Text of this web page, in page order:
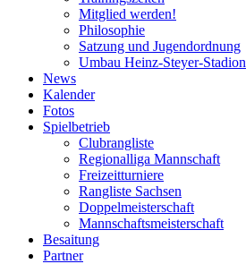
Mitglied werden!
Philosophie
Satzung und Jugendordnung
Umbau Heinz-Steyer-Stadion
News
Kalender
Fotos
Spielbetrieb
Clubrangliste
Regionalliga Mannschaft
Freizeitturniere
Rangliste Sachsen
Doppelmeisterschaft
Mannschaftsmeisterschaft
Besaitung
Partner